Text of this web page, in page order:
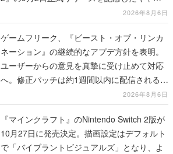
2026年8月6日
ゲームフリーク、『ビースト・オブ・リンカ
ネーション』の継続的なアプデ方針を表明。
ユーザーからの意見を真摯に受け止めて対応
へ。修正パッチは約1週間以内に配信される予
2026年8月6日
『マインクラフト』のNintendo Switch 2版が
10月27日に発売決定。描画設定はデフォルト
で「バイブラントビジュアルズ」となり、よ